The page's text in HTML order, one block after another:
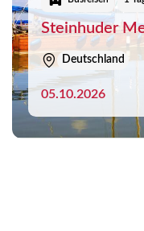
Steinhuder
Deutschland
05.10.2026